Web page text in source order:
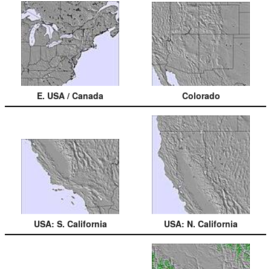
E. USA / Canada Colorado
USA: S. California USA: N. California